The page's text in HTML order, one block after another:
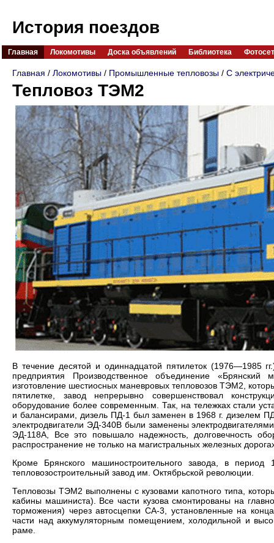
История поездов
Главная Локомотивы Доска объявлений Библиотека
Главная / Локомотивы / Промышленные тепловозы / С
Тепловоз ТЭМ2
В течение десятой и одиннадцатой пятилеток (1976—1985
предприятия Производственное объединение
изготовление шестиосных маневровых тепловозов ТЭМ2,
пятилетке, завод непрерывно совершенствовал
оборудование более современным. Так, на тележках стали
и балансирами, дизель ПД-1 был заменен в 1968 г. дизелем
электродвигатели ЭД-340В были заменены
ЭД-118А, Все это повышало надежность, долговечность
распространение не только на магистральных железных
Кроме Брянского машиностроительного завода, в
тепловозостроительный завод им. Октябрьской революции.
Тепловозы ТЭМ2 выполнены с кузовами капотного типа,
кабины машиниста). Все части кузова смонтированы на
торможения) через автосцепки СА-3, установленные на
части над аккумуляторным помещением, холодильной и
раме.